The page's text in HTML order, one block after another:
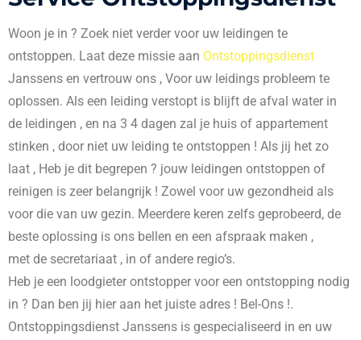
Woon je in ? Zoek niet verder voor uw leidingen te
ontstoppen. Laat deze missie aan Ontstoppingsdienst
Janssens en vertrouw ons , Voor uw leidings probleem te
oplossen. Als een leiding verstopt is blijft de afval water in
de leidingen , en na 3 4 dagen zal je huis of appartement
stinken , door niet uw leiding te ontstoppen ! Als jij het zo
laat , Heb je dit begrepen ? jouw leidingen ontstoppen of
reinigen is zeer belangrijk ! Zowel voor uw gezondheid als
voor die van uw gezin. Meerdere keren zelfs geprobeerd, de
beste oplossing is ons bellen en een afspraak maken ,
met de secretariaat , in of andere regio’s.
Heb je een loodgieter ontstopper voor een ontstopping nodig
in ? Dan ben jij hier aan het juiste adres ! Bel-Ons !.
Ontstoppingsdienst Janssens is gespecialiseerd in en uw